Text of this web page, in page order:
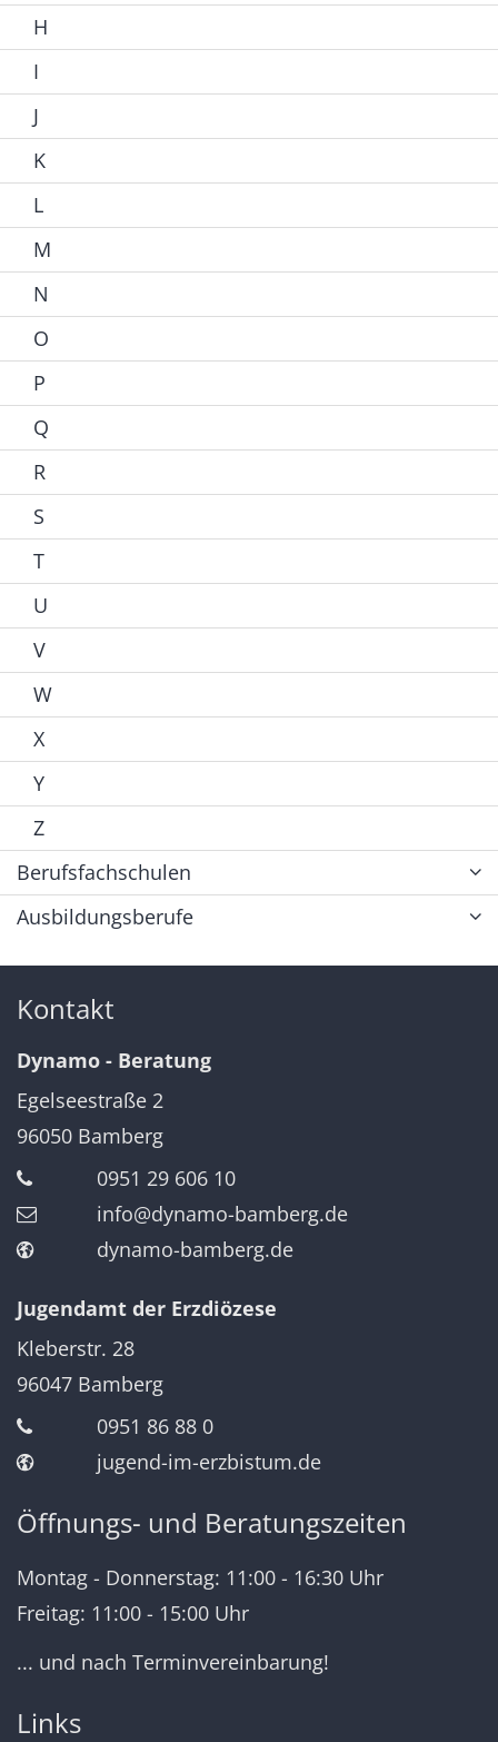
H
I
J
K
L
M
N
O
P
Q
R
S
T
U
V
W
X
Y
Z
Berufsfachschulen
Ausbildungsberufe
Kontakt
Dynamo - Beratung
Egelseestraße 2
96050 Bamberg
0951 29 606 10
info@dynamo-bamberg.de
dynamo-bamberg.de
Jugendamt der Erzdiözese
Kleberstr. 28
96047 Bamberg
0951 86 88 0
jugend-im-erzbistum.de
Öffnungs- und Beratungszeiten
Montag - Donnerstag: 11:00 - 16:30 Uhr
Freitag: 11:00 - 15:00 Uhr
... und nach Terminvereinbarung!
Links